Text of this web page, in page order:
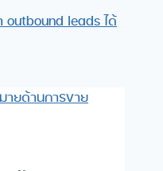
outbound leads ได้